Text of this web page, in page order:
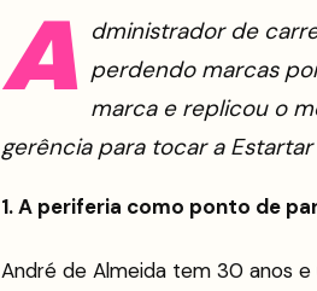
A dministrador de
perdendo marcas
marca e replicou o
gerência para tocar a
1. A periferia como ponto de
André de Almeida tem 30 anos